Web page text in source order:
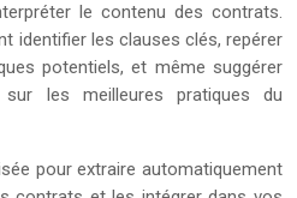
le contenu des contrats.
identifier les clauses clés, repérer
potentiels, et même suggérer
les meilleures pratiques du
pour extraire automatiquement